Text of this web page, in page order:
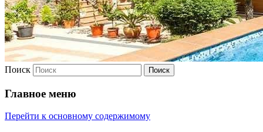
Поиск
Главное меню
Перейти к основному содержимому